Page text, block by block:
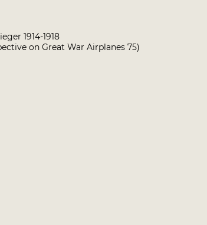
1914-1918
on Great War Airplanes 75)